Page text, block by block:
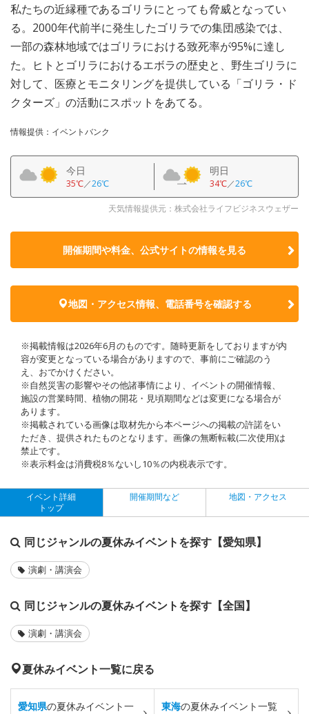
私たちの近縁種であるゴリラにとっても脅威となってい
る。2000年代前半に発生したゴリラでの集団感染では、
一部の森林地域ではゴリラにおける致死率が95%に達し
た。ヒトとゴリラにおけるエボラの歴史と、野生ゴリラに
対して、医療とモニタリングを提供している「ゴリラ・ド
クターズ」の活動にスポットをあてる。
情報提供：イベントバンク
今日
35℃／26℃
明日
34℃／26℃
天気情報提供元：株式会社ライフビジネスウェザー
開催期間や料金、公式サイトの情報を見る
地図・アクセス情報、電話番号を確認する
※掲載情報は2026年6月のものです。随時更新をしておりますが内
容が変更となっている場合がありますので、事前にご確認のう
え、おでかけください。
※自然災害の影響やその他諸事情により、イベントの開催情報、
施設の営業時間、植物の開花・見頃期間などは変更になる場合が
あります。
※掲載されている画像は取材先から本ページへの掲載の許諾をい
ただき、提供されたものとなります。画像の無断転載(二次使用)は
禁止です。
※表示料金は消費税8％ないし10％の内税表示です。
イベント詳細
トップ
開催期間など 地図・アクセス
同じジャンルの夏休みイベントを探す【愛知県】
演劇・講演会
同じジャンルの夏休みイベントを探す【全国】
演劇・講演会
夏休みイベント一覧に戻る
愛知県の夏休みイベント一
東海の夏休みイベント一覧